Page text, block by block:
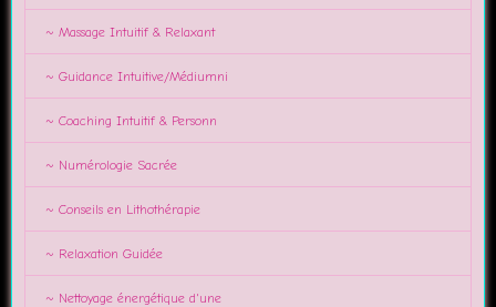
~ Massage Intuitif & Relaxant
~ Guidance Intuitive/Médiumni
~ Coaching Intuitif & Personn
~ Numérologie Sacrée
~ Conseils en Lithothérapie
~ Relaxation Guidée
~ Nettoyage énergétique d'une